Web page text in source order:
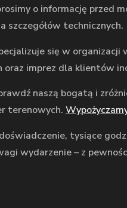
o informację przed
szczegółów technicznych.
się w organizacji
oraz imprez dla klientów
naszą bogatą i
terenowych.
tysiące
wydarzenie – z